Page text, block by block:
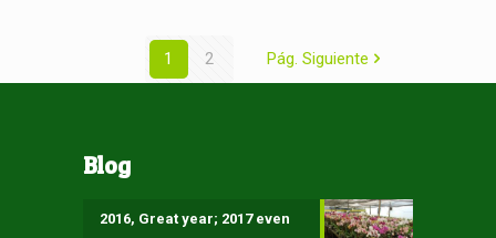
1 2 Pág. Siguiente
Blog
2016, Great year; 2017 even